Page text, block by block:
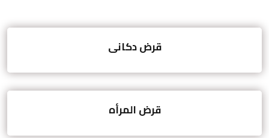
قرض دكانى
قرض المرأه